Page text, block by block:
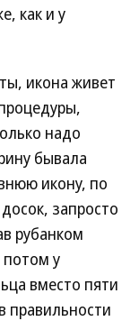
как и у
икона живет
надо
бывала
икону, по
запросто
рубанком
у
вместо пяти
правильности